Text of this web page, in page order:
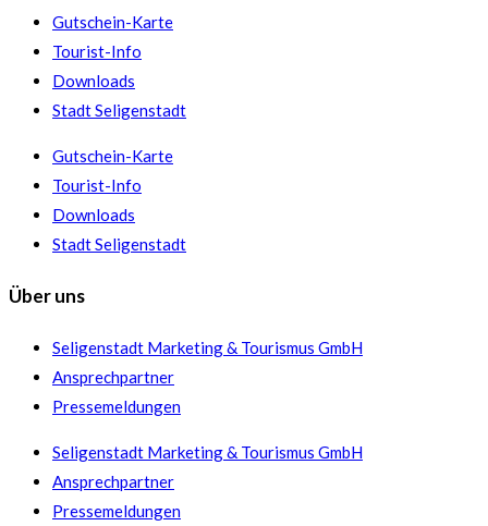
Gutschein-Karte
Tourist-Info
Downloads
Stadt Seligenstadt
Gutschein-Karte
Tourist-Info
Downloads
Stadt Seligenstadt
Über uns
Seligenstadt Marketing & Tourismus GmbH
Ansprechpartner
Pressemeldungen
Seligenstadt Marketing & Tourismus GmbH
Ansprechpartner
Pressemeldungen